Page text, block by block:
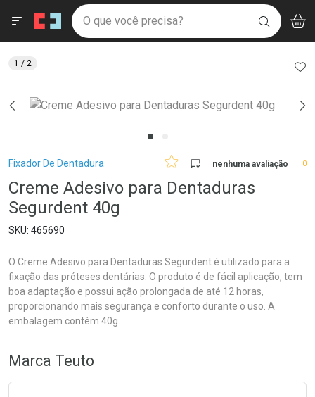
Drogaria São Paulo
Ir direto para a home
pela página
Ir direto para o conteúdo
Ir direto para a busca
Ir direto para a conta
Ir direto para a notificações
Ir direto para o carrinho
Faça a sua busca
O que você precisa? BUSCAR
Menu
Breadcrumb
Fixador De Dentadura nenhuma avaliação 0
Creme Adesivo para Dentaduras
Segurdent 40g
465690
O Creme Adesivo para Dentaduras Segurdent é utilizado para a
fixação das próteses dentárias. O produto é de fácil aplicação, tem
boa adaptação e possui ação prolongada de até 12 horas,
proporcionando mais segurança e conforto durante o uso. A
embalagem contém 40g.
1 / 2
Marca Teuto
Baixe nosso APP e aproveite Ofertas Exclusivas!
BAIXE
O APP